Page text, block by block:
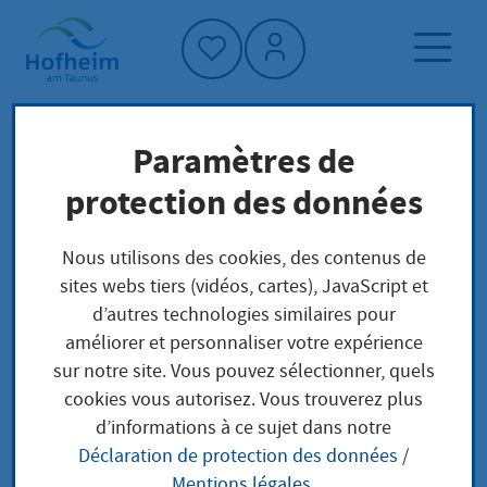
Accueil"
Page d'accueil
Trouver un service
Préoccupations locales
Hausnummernvergabe
Hausnummernvergab
Paramètres de
protection des données
Nous utilisons des cookies, des contenus de
sites webs tiers (vidéos, cartes), JavaScript et
d’autres technologies similaires pour
améliorer et personnaliser votre expérience
sur notre site. Vous pouvez sélectionner, quels
cookies vous autorisez. Vous trouverez plus
d’informations à ce sujet dans notre
Déclaration de protection des données /